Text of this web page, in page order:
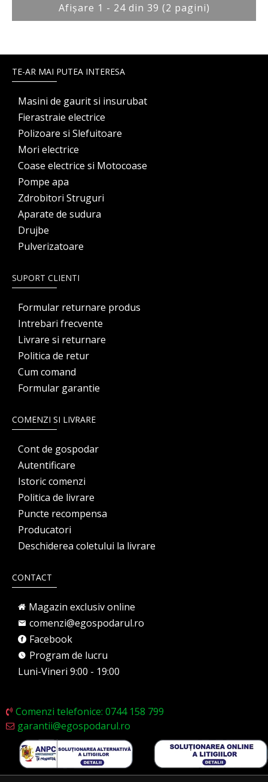
Afişare 1 - 24 din 39 (2 pagini)
TE-AR MAI PUTEA INTERESA
Masini de gaurit si insurubat
Fierastraie electrice
Polizoare si Slefuitoare
Mori electrice
Coase electrice si Motocoase
Pompe apa
Zdrobitori Struguri
Aparate de sudura
Drujbe
Pulverizatoare
SUPORT CLIENTI
Formular returnare produs
Intrebari frecvente
Livrare si returnare
Politica de retur
Cum comand
Formular garantie
COMENZI SI LIVRARE
Cont de gospodar
Autentificare
Istoric comenzi
Politica de livrare
Puncte recompensa
Producatori
Deschiderea coletului la livrare
CONTACT
Magazin exclusiv online
comenzi@egospodarul.ro
Facebook
Program de lucru
Luni-Vineri 9:00 - 19:00
Comenzi telefonice: 0744 158 799
garantii@egospodarul.ro